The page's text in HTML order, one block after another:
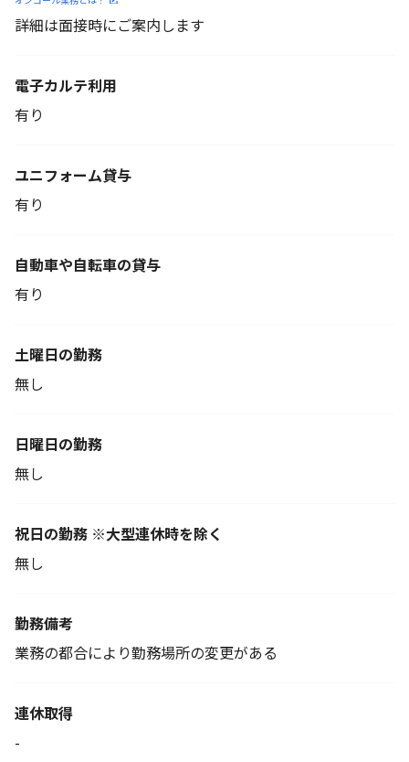
詳細は面接時にご案内します
電子カルテ利用
有り
ユニフォーム貸与
有り
自動車や自転車の貸与
有り
土曜日の勤務
無し
日曜日の勤務
無し
祝日の勤務 ※大型連休時を除く
無し
勤務備考
業務の都合により勤務場所の変更がある
連休取得
-